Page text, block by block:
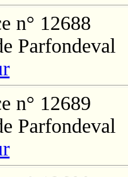
n° 12688
Parfondeval
n° 12689
Parfondeval